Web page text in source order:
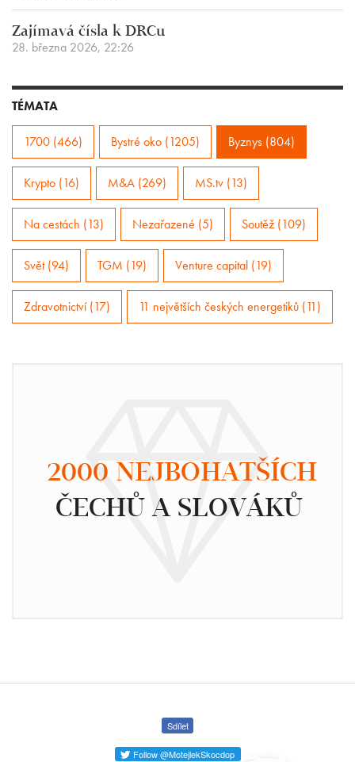
Zajímavá čísla k DRCu
28. března 2026, 22:26
TÉMATA
1700 (466) Bystré oko (1205) Byznys (804)
Krypto (16) M&A (269) MS.tv (13)
Na cestách (13) Nezařazené (5) Soutěž (109)
Svět (94) TGM (19) Venture capital (19)
Zdravotnictví (17) 11 největších českých energetiků (11)
2000 NEJBOHATŠÍCH
ČECHŮ A SLOVÁKŮ
Sdílet
Follow @MotejlekSkocdop